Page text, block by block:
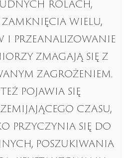
wielu,
i przeanalizowanie
zmagają się z
zagrożeniem.
pojawia się
czasu,
przyczynia się do
poszukiwania